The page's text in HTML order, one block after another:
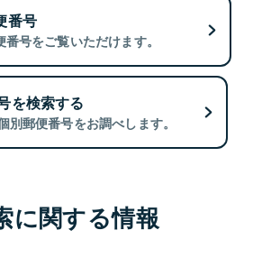
番号
号をご覧いただけます。
を検索する
別郵便番号をお調べします。
に関する情報